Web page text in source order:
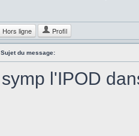
Hors ligne Profil
Sujet du message:
symp l'IPOD